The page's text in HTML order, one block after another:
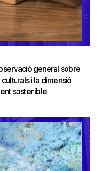
general sobre
i la dimensió
sostenible